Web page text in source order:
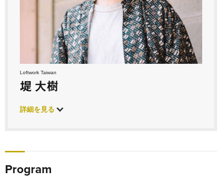
Loftwork Taiwan
堤 大樹
詳細を見る
Program